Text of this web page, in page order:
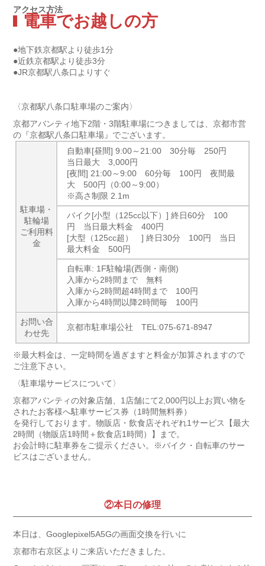
アクセス方法
電車でお越しの方
●地下鉄京都駅より徒歩1分
●近鉄京都駅より徒歩3分
●JR京都駅八条口よりすぐ
〈京都駅八条口駐車場のご案内〉
京都アバンティ地下2階・3階駐車場につきましては、 京都市営
の『京都駅八条口駐車場』 でございます。
駐車場・
駐輪場
ご利用料
金
自動車[昼間] 9:00～21:00 30分毎 250円
当日最大 3,000円
[夜間] 21:00～9:00 60分毎 100円 夜間最
大 500円（0:00～9:00）
※高さ制限 2.1m
バイク[小型（125cc以下）] 終日60分 100
円 当日最大料金 400円
[大型（125cc超） ] 終日30分 100円 当日
最大料金 500円
自転車: 1F駐輪場(西側・南側)
入庫から2時間まで 無料
入庫から2時間超4時間まで 100円
入庫から4時間以降2時間毎 100円
お問い合
わせ先
京都市駐車場公社 TEL:075-671-8947
※最大料金は、一定時間を過ぎますと料金が加算されますので
ご注意下さい。
〈駐車場サービスについて〉
京都アバンティの対象店舗、1店舗にて2,000円以上お買い物を
されたお客様へ駐車サービス券（1時間無料券）
を発行しております。物販店・飲食店それぞれ1サービス
【最大
2時間（物販店1時間＋飲食店1時間）】
まで。
お会計時に駐車券をご提示ください。
※バイク・自転車のサー
ビスはございません。
②本日の修理
本日は、Googlepixel5A5Gの画面交換を行いに
京都市右京区よりご来店いただきました。